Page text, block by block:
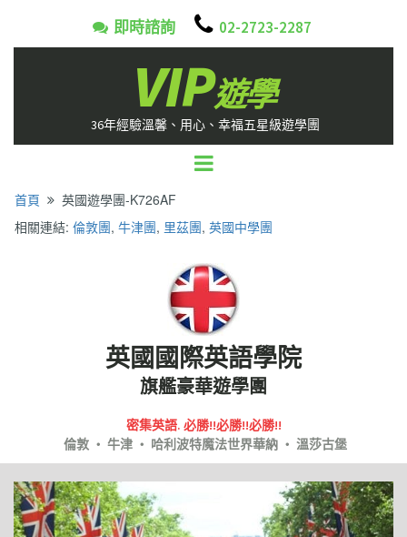
 即時諮詢  02-2723-2287
VIP遊學
36年經驗溫馨、用心、幸福五星級遊學團
首頁  英國遊學團-K726AF
相關連結: 倫敦團, 牛津團, 里茲團, 英國中學團
英國國際英語學院
旗艦豪華遊學團
密集英語. 必勝!!必勝!!必勝!!
倫敦 ‧ 牛津 ‧ 哈利波特魔法世界華納 ‧ 溫莎古堡